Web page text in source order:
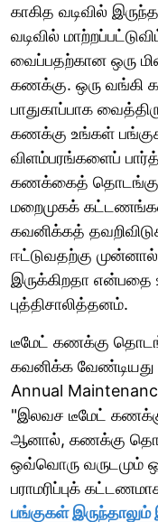
காகித வடிவில்
வடிவில்
வைப்பதற்கான ஒரு
கணக்கு. ஒரு வங்கி
பாதுகாப்பாக
கணக்கு உங்கள்
விளம்பரங்களைப்
கணக்கைத்
மறைமுகக்
கவனிக்கத்
ஈட்டுவதற்கு
இருக்கிறதா என்பதை
புத்திசாலித்தனம்.
டீமேட் கணக்கு
கவனிக்க வேண்டியது
Annual
"இலவச டீமேட்
ஆனால், கணக்கு
ஒவ்வொரு வருடமும்
பராமரிப்புக்
பங்குகள் இருந்தாலும்